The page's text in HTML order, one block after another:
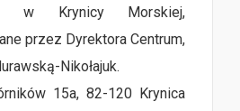
w Krynicy Morskiej,
przez Dyrektora Centrum,
Nikołajuk.
15a, 82-120 Krynica